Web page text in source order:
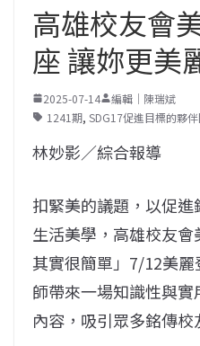
高雄校友會
座 讓妳更美
2025-07-14
編輯｜陳瑞斌
1241期, SDG17促進目標的夥
林妙影／綜合報導
扣緊美的議題，以促
生活美學，高雄校友
其實很簡單」7/12美
師帶來一場知識性與
內容，吸引眾多銘傳校